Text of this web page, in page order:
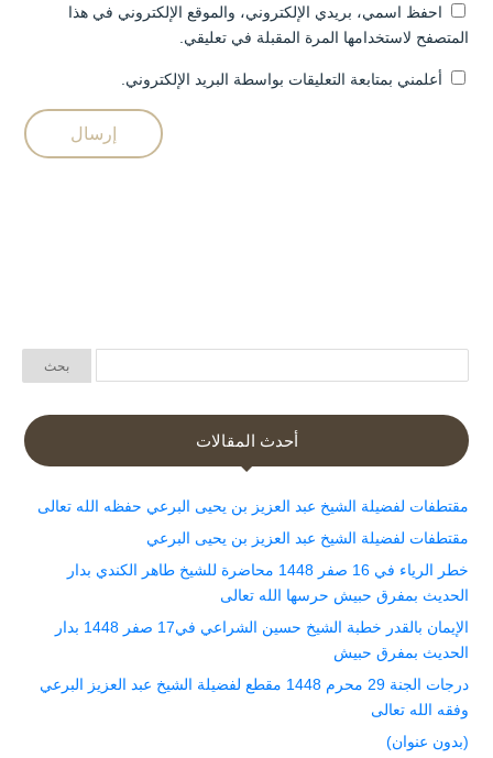
احفظ اسمي، بريدي الإلكتروني، والموقع الإلكتروني في هذا
المتصفح لاستخدامها المرة المقبلة في تعليقي.
أعلمني بمتابعة التعليقات بواسطة البريد الإلكتروني.
أحدث المقالات
مقتطفات لفضيلة الشيخ عبد العزيز بن يحيى البرعي حفظه الله تعالى
مقتطفات لفضيلة الشيخ عبد العزيز بن يحيى البرعي
خطر الرياء في 16 صفر 1448 محاضرة للشيخ طاهر الكندي بدار
الحديث بمفرق حبيش حرسها الله تعالى
الإيمان بالقدر خطبة الشيخ حسين الشراعي في17 صفر 1448 بدار
الحديث بمفرق حبيش
درجات الجنة 29 محرم 1448 مقطع لفضيلة الشيخ عبد العزيز البرعي
وفقه الله تعالى
(بدون عنوان)